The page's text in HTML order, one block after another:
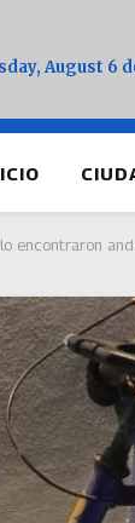
August 6
encontraron